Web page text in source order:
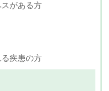
スがある方
る疾患の方